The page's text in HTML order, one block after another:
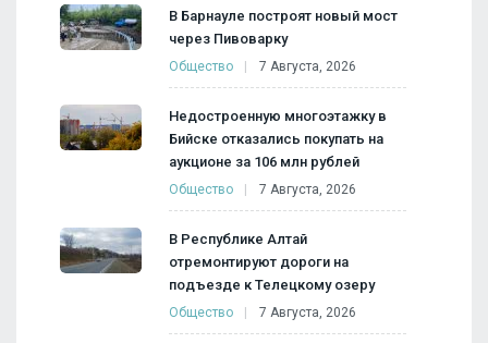
В Барнауле построят новый мост
через Пивоварку
Общество 7 Августа, 2026
Недостроенную многоэтажку в
Бийске отказались покупать на
аукционе за 106 млн рублей
Общество 7 Августа, 2026
В Республике Алтай
отремонтируют дороги на
подъезде к Телецкому озеру
Общество 7 Августа, 2026